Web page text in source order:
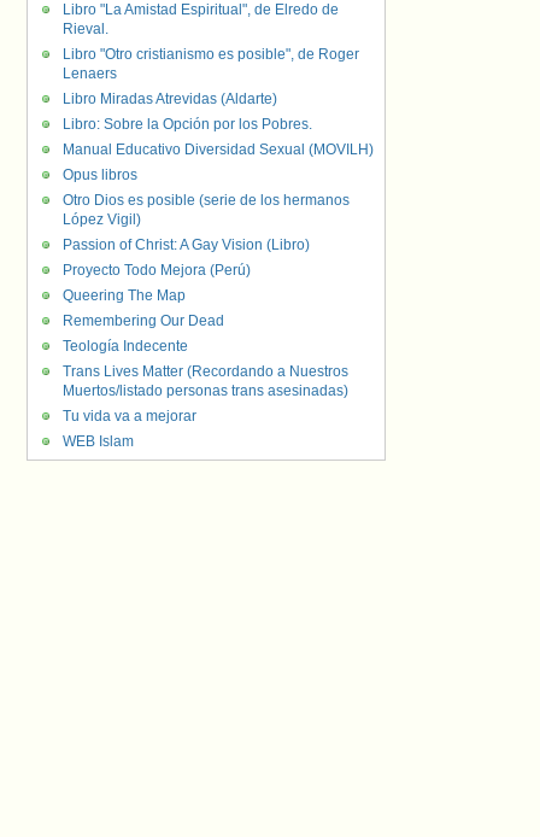
Libro "La Amistad Espiritual", de Elredo de
Rieval.
Libro "Otro cristianismo es posible", de Roger
Lenaers
Libro Miradas Atrevidas (Aldarte)
Libro: Sobre la Opción por los Pobres.
Manual Educativo Diversidad Sexual (MOVILH)
Opus libros
Otro Dios es posible (serie de los hermanos
López Vigil)
Passion of Christ: A Gay Vision (Libro)
Proyecto Todo Mejora (Perú)
Queering The Map
Remembering Our Dead
Teología Indecente
Trans Lives Matter (Recordando a Nuestros
Muertos/listado personas trans asesinadas)
Tu vida va a mejorar
WEB Islam